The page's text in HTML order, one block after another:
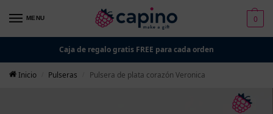
MENU 0
Caja de regalo gratis FREE para cada orden
Inicio Pulseras Pulsera de plata corazón Veronica